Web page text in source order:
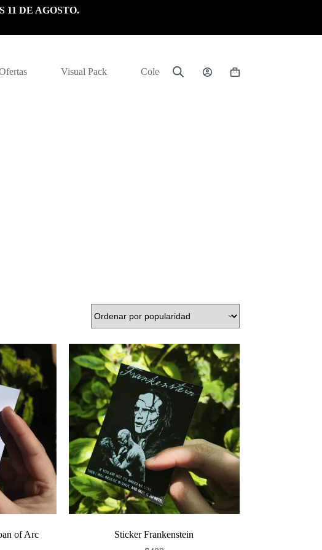
11 DE AGOSTO.
Visual Pack Colección
Carrito
of Arc
Sticker Frankenstein